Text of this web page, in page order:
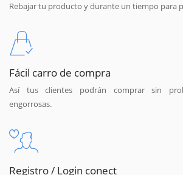
Rebajar tu producto y durante un tiempo para
Fácil carro de compra
Así tus clientes podrán comprar sin
engorrosas.
Registro / Login conect